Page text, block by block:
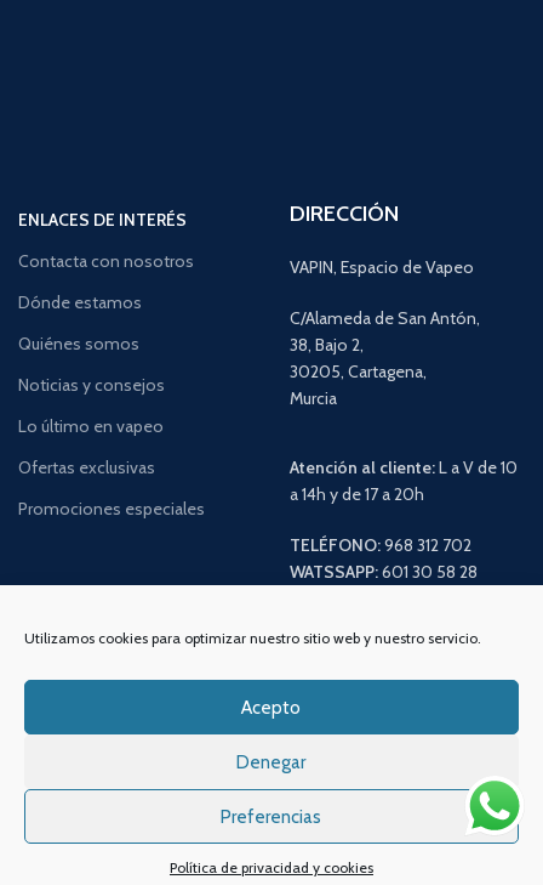
Utilizamos cookies para optimizar nuestro sitio web y nuestro servicio.
Acepto
Denegar
Preferencias
Política de privacidad y cookies
ENLACES DE INTERÉS
Contacta con nosotros
Dónde estamos
Quiénes somos
Noticias y consejos
Lo último en vapeo
Ofertas exclusivas
Promociones especiales
DIRECCIÓN
VAPIN, Espacio de Vapeo
C/Alameda de San Antón,
38, Bajo 2,
30205, Cartagena,
Murcia
Atención al cliente:L a V de 10
a 14h y de 17 a 20h
TELÉFONO:968 312 702
WATSSAPP:601 30 58 28